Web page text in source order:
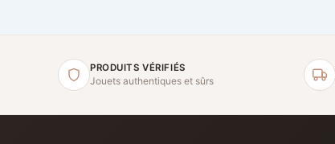
PRODUITS VÉRIFIÉS
Jouets authentiques et sûrs